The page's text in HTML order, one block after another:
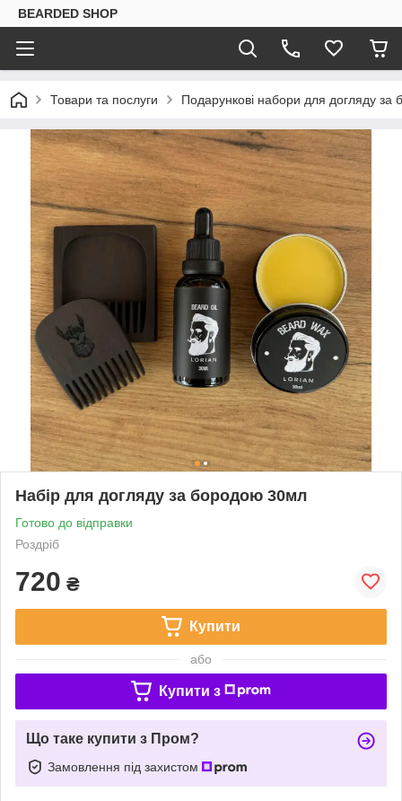
BEARDED SHOP
Товари та послуги Подарункові набори для догляду за
Набір для догляду за бородою 30мл
Готово до відправки
Роздріб
720 ₴
Купити
або
Купити з
Що таке купити з Пром?
Замовлення під захистом